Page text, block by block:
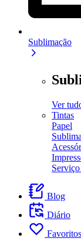
Sublimação
Ver
Tintas
Papel
Blog
Diário
Favoritos